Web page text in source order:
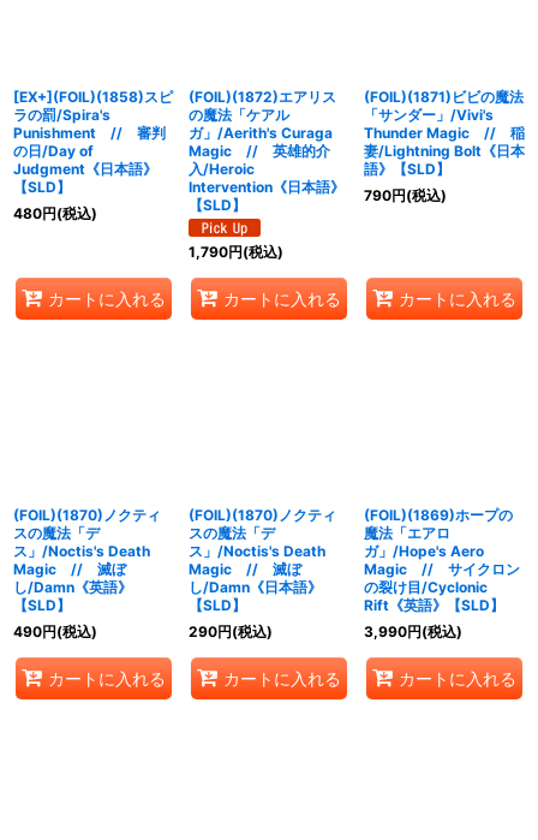
[EX+](FOIL)(1858)スピ
ラの罰/Spira's
Punishment // 審判
の日/Day of
Judgment《日本語》
【SLD】
480円(税込)
カートに入れる
(FOIL)(1872)エアリス
の魔法「ケアル
ガ」/Aerith's Curaga
Magic // 英雄的介
入/Heroic
Intervention《日本語》
【SLD】
1,790円(税込)
カートに入れる
(FOIL)(1871)ビビの魔法
「サンダー」/Vivi's
Thunder Magic // 稲
妻/Lightning Bolt《日本
語》【SLD】
790円(税込)
カートに入れる
(FOIL)(1870)ノクティ
スの魔法「デ
ス」/Noctis's Death
Magic // 滅ぼ
し/Damn《英語》
【SLD】
490円(税込)
カートに入れる
(FOIL)(1870)ノクティ
スの魔法「デ
ス」/Noctis's Death
Magic // 滅ぼ
し/Damn《日本語》
【SLD】
290円(税込)
カートに入れる
(FOIL)(1869)ホープの
魔法「エアロ
ガ」/Hope's Aero
Magic // サイクロン
の裂け目/Cyclonic
Rift《英語》【SLD】
3,990円(税込)
カートに入れる